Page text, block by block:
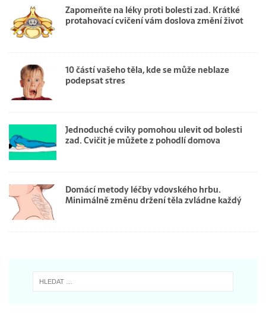
Zapomeňte na léky proti bolesti zad. Krátké
protahovací cvičení vám doslova změní život
10 částí vašeho těla, kde se může neblaze
podepsat stres
Jednoduché cviky pomohou ulevit od bolesti
zad. Cvičit je můžete z pohodlí domova
Domácí metody léčby vdovského hrbu.
Minimálně změnu držení těla zvládne každý